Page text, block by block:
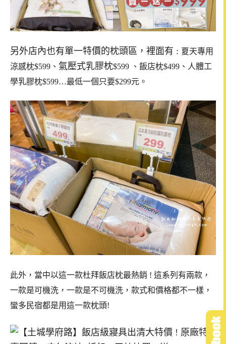
另外店內也有單一特價的枕頭區，裡面有 : 夏天專用
涼感枕$599 、 氣壓式乳膠枕$599 、飯店枕$499、 人體工
學乳膠枕$599…最低一個只要$299元。
此外，當中以這一款杜拜飯店枕最熱銷 ! 這系列有兩款，
一款是可機洗，一款是不可機洗，款式和價格都不一樣，
蠻多民宿都是用這一款枕頭!